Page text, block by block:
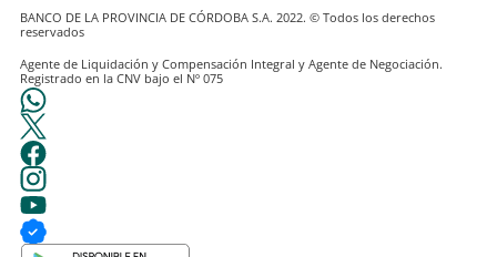
BANCO DE LA PROVINCIA DE CÓRDOBA S.A. 2022. © Todos los derechos
Agente de Liquidación y Compensación Integral y Agente de Negociación.
Registrado en la CNV bajo el Nº 075